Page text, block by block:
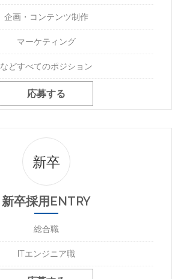
企画・コンテンツ制作
マーケティング
などすべてのポジション
応募する
新卒
新卒採用ENTRY
総合職
ITエンジニア職